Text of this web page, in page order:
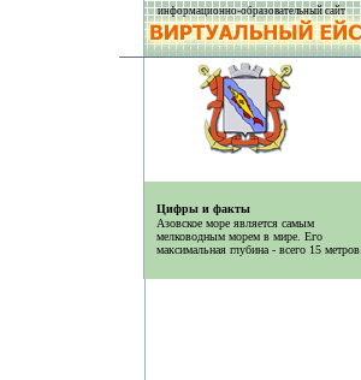
информационно-образовательный сайт
Цифры и факты
Азовское море является самым
мелководным морем в мире. Его
максимальная глубина - всего 15 метров.